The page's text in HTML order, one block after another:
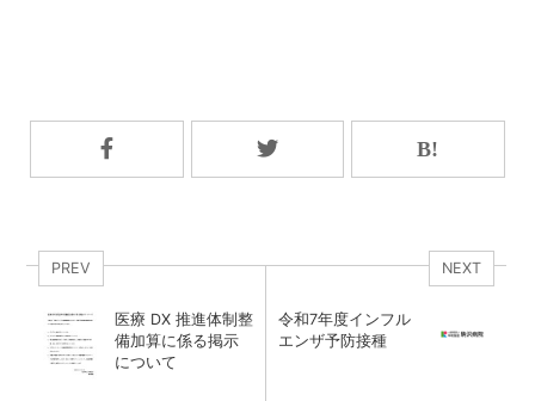
PREV
医療 DX 推進体制整
備加算に係る掲示
について
NEXT
令和7年度インフル
エンザ予防接種